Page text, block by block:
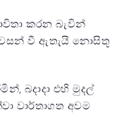
කරන බැවින්
වී ඇතැයි නොසිතූ
බදාදා එහි මුදල්
වාර්තාගත අවම